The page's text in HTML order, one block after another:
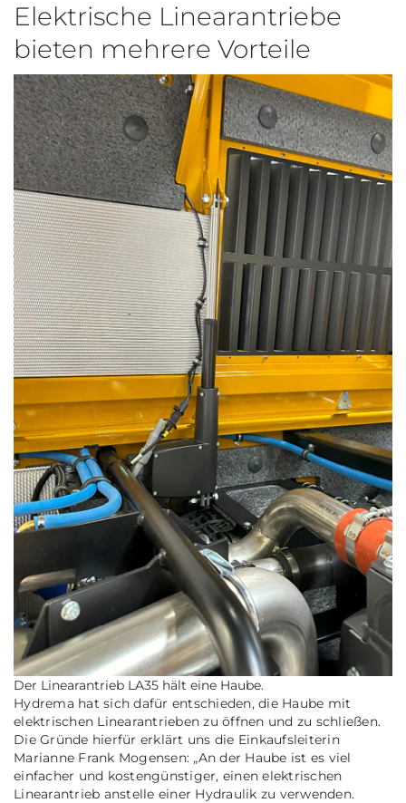
Elektrische Linearantriebe
bieten mehrere Vorteile
Der Linearantrieb LA35 hält eine Haube.
Hydrema hat sich dafür entschieden, die Haube mit
elektrischen Linearantrieben zu öffnen und zu schließen.
Die Gründe hierfür erklärt uns die Einkaufsleiterin
Marianne Frank Mogensen: „An der Haube ist es viel
einfacher und kostengünstiger, einen elektrischen
Linearantrieb anstelle einer Hydraulik zu verwenden.